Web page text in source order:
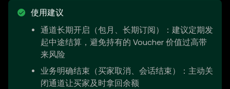
使用建议
通道长期开启（包月、长期订阅）：建议定期发
起中途结算，避免持有的 Voucher 价值过高带
来风险
业务明确结束（买家取消、会话结束）：主动关
闭通道让买家及时拿回余额